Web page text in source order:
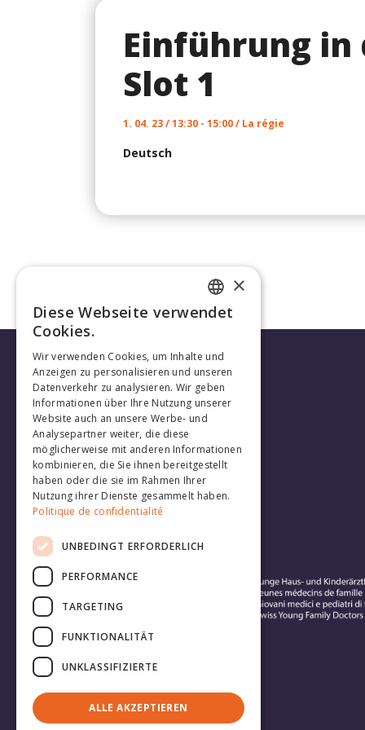
Einführung in
Slot 1
1. 04. 23 / 13:30 - 15:00 / La régie
Deutsch
FRENCH
×
Diese Webseite verwendet
Cookies.
Wir verwenden Cookies, um Inhalte und
Anzeigen zu personalisieren und unseren
Datenverkehr zu analysieren. Wir geben
Informationen über Ihre Nutzung unserer
Website auch an unsere Werbe- und
Analysepartner weiter, die diese
möglicherweise mit anderen Informationen
kombinieren, die Sie ihnen bereitgestellt
haben oder die sie im Rahmen Ihrer
Nutzung ihrer Dienste gesammelt haben.
Politique de confidentialité
UNBEDINGT ERFORDERLICH
PERFORMANCE
TARGETING
FUNKTIONALITÄT
UNKLASSIFIZIERTE
ALLE AKZEPTIEREN